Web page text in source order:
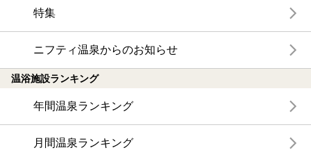
特集
ニフティ温泉からのお知らせ
温浴施設ランキング
年間温泉ランキング
月間温泉ランキング